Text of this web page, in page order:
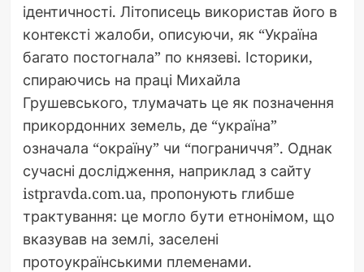
ідентичності. Літописець використав його в
контексті жалоби, описуючи, як “Україна
багато постогнала” по князеві. Історики,
спираючись на праці Михайла
Грушевського, тлумачать це як позначення
прикордонних земель, де “україна”
означала “окраїну” чи “пограниччя”. Однак
сучасні дослідження, наприклад з сайту
istpravda.com.ua, пропонують глибше
трактування: це могло бути етнонімом, що
вказував на землі, заселені
протоукраїнськими племенами.